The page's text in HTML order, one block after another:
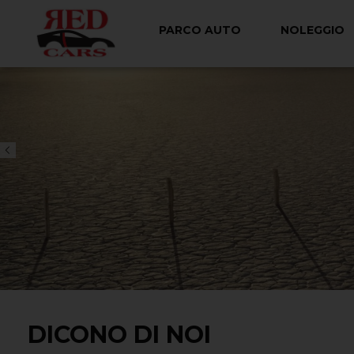
PARCO AUTO NOLEGGIO
DICONO DI NOI